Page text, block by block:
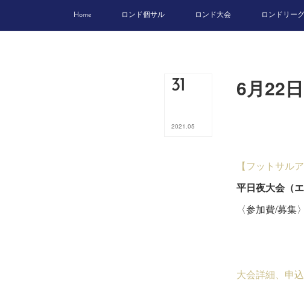
Home ロンド個サル ロンド大会 ロンドリーグ
31
2021 .05
6月22
【フットサル
平日夜大会（
〈参加費/募
17,600
４チ
大会詳細、申